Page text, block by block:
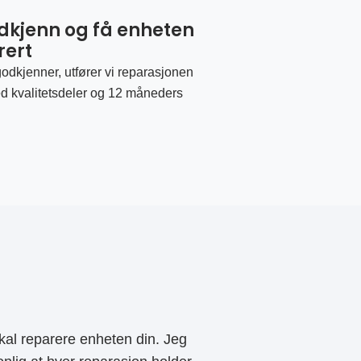
og få enheten
utfører vi reparasjonen
kvalitetsdeler og 12 måneders
reparere enheten din. Jeg